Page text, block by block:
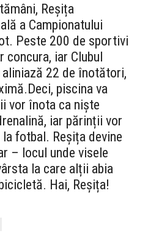
Reșița
a Campionatului
Peste 200 de sportivi
concura, iar Clubul
22 de înotători,
Deci, piscina va
vor înota ca niște
iar părinții vor
fotbal. Reșița devine
– locul unde visele
la care alții abia
Hai, Reșița!